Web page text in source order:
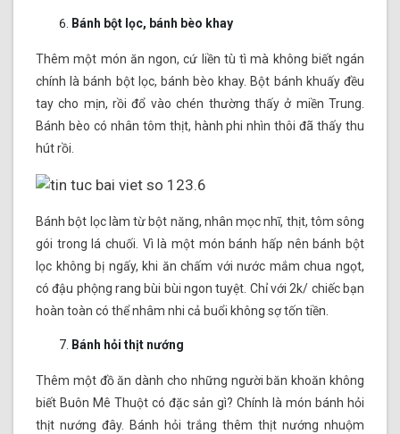
Bánh bột lọc, bánh bèo khay
Thêm một món ăn ngon, cứ liền tù tì mà không biết ngán
chính là bánh bột lọc, bánh bèo khay. Bột bánh khuấy đều
tay cho mịn, rồi đổ vào chén thường thấy ở miền Trung.
Bánh bèo có nhân tôm thịt, hành phi nhìn thôi đã thấy thu
hút rồi.
Bánh bột lọc làm từ bột năng, nhân mọc nhĩ, thịt, tôm sông
gói trong lá chuối. Vì là một món bánh hấp nên bánh bột
lọc không bị ngấy, khi ăn chấm với nước mắm chua ngọt,
có đậu phộng rang bùi bùi ngon tuyệt. Chỉ với 2k/ chiếc bạn
hoàn toàn có thể nhâm nhi cả buổi không sợ tốn tiền.
Bánh hỏi thịt nướng
Thêm một đồ ăn dành cho những người băn khoăn không
biết Buôn Mê Thuột có đặc sản gì? Chính là món bánh hỏi
thịt nướng đây. Bánh hỏi trắng thêm thịt nướng nhuộm